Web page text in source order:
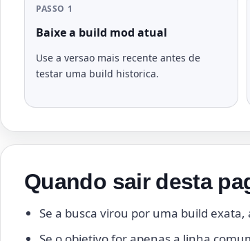
PASSO 1
Baixe a build mod atual
Use a versao mais recente antes de
testar uma build historica.
Quando sair desta
Se a busca virou por uma build